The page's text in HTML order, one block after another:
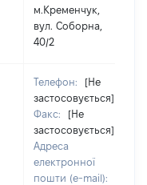
м.Кременчук,
вул. Соборна,
40/2
Телефон:
[Не
застосовується]
Факс:
[Не
застосовується]
Адреса
електронної
пошти (e-mail):